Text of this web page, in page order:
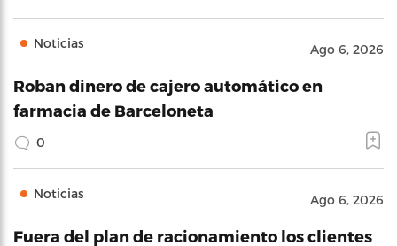
Noticias Ago 6, 2026
Roban dinero de cajero automático en
farmacia de Barceloneta
0
Noticias Ago 6, 2026
Fuera del plan de racionamiento los clientes